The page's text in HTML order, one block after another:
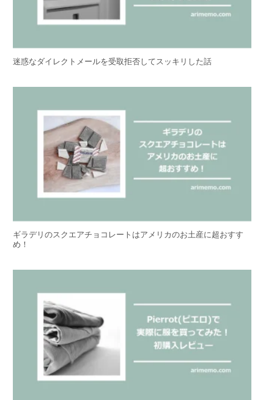
迷惑なダイレクトメールを受取拒否してスッキリした話
ギラデリのスクエアチョコレートはアメリカのお土産に超おすす
め！